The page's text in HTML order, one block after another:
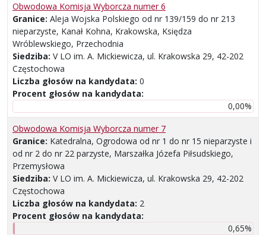
Obwodowa Komisja Wyborcza numer 6
Granice: Aleja Wojska Polskiego od nr 139/159 do nr 213
nieparzyste, Kanał Kohna, Krakowska, Księdza
Wróblewskiego, Przechodnia
Siedziba: V LO im. A. Mickiewicza, ul. Krakowska 29, 42-202
Częstochowa
Liczba głosów na kandydata: 0
Procent głosów na kandydata:
0,00%
Obwodowa Komisja Wyborcza numer 7
Granice: Katedralna, Ogrodowa od nr 1 do nr 15 nieparzyste i
od nr 2 do nr 22 parzyste, Marszałka Józefa Piłsudskiego,
Przemysłowa
Siedziba: V LO im. A. Mickiewicza, ul. Krakowska 29, 42-202
Częstochowa
Liczba głosów na kandydata: 2
Procent głosów na kandydata:
0,65%